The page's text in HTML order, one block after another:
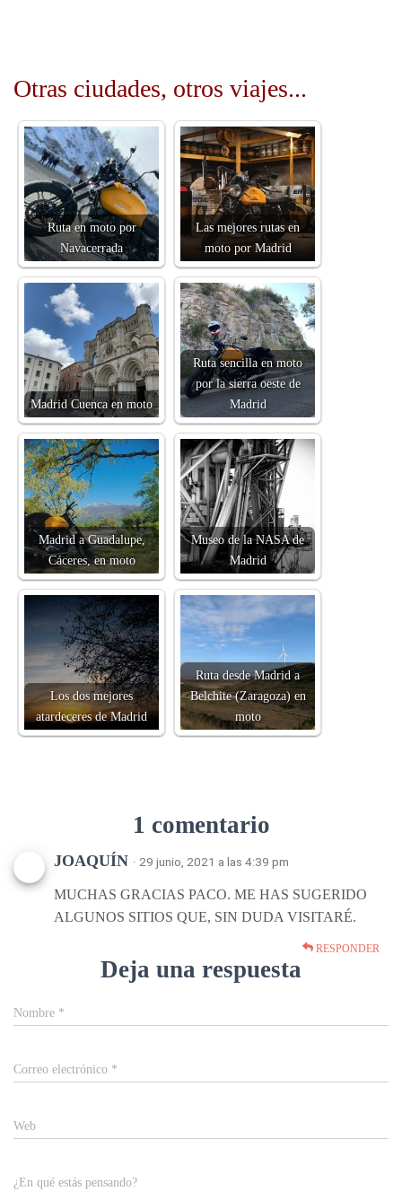
Otras ciudades, otros viajes...
Ruta en moto por
Navacerrada
Las mejores rutas en
moto por Madrid
Madrid Cuenca en moto
Ruta sencilla en moto
por la sierra oeste de
Madrid
Madrid a Guadalupe,
Cáceres, en moto
Museo de la NASA de
Madrid
Los dos mejores
atardeceres de Madrid
Ruta desde Madrid a
Belchite (Zaragoza) en
moto
1 comentario
JOAQUÍN · 29 junio, 2021 a las 4:39 pm
MUCHAS GRACIAS PACO. ME HAS SUGERIDO
ALGUNOS SITIOS QUE, SIN DUDA VISITARÉ.
RESPONDER
Deja una respuesta
Nombre *
Correo electrónico *
Web
¿En qué estás pensando?